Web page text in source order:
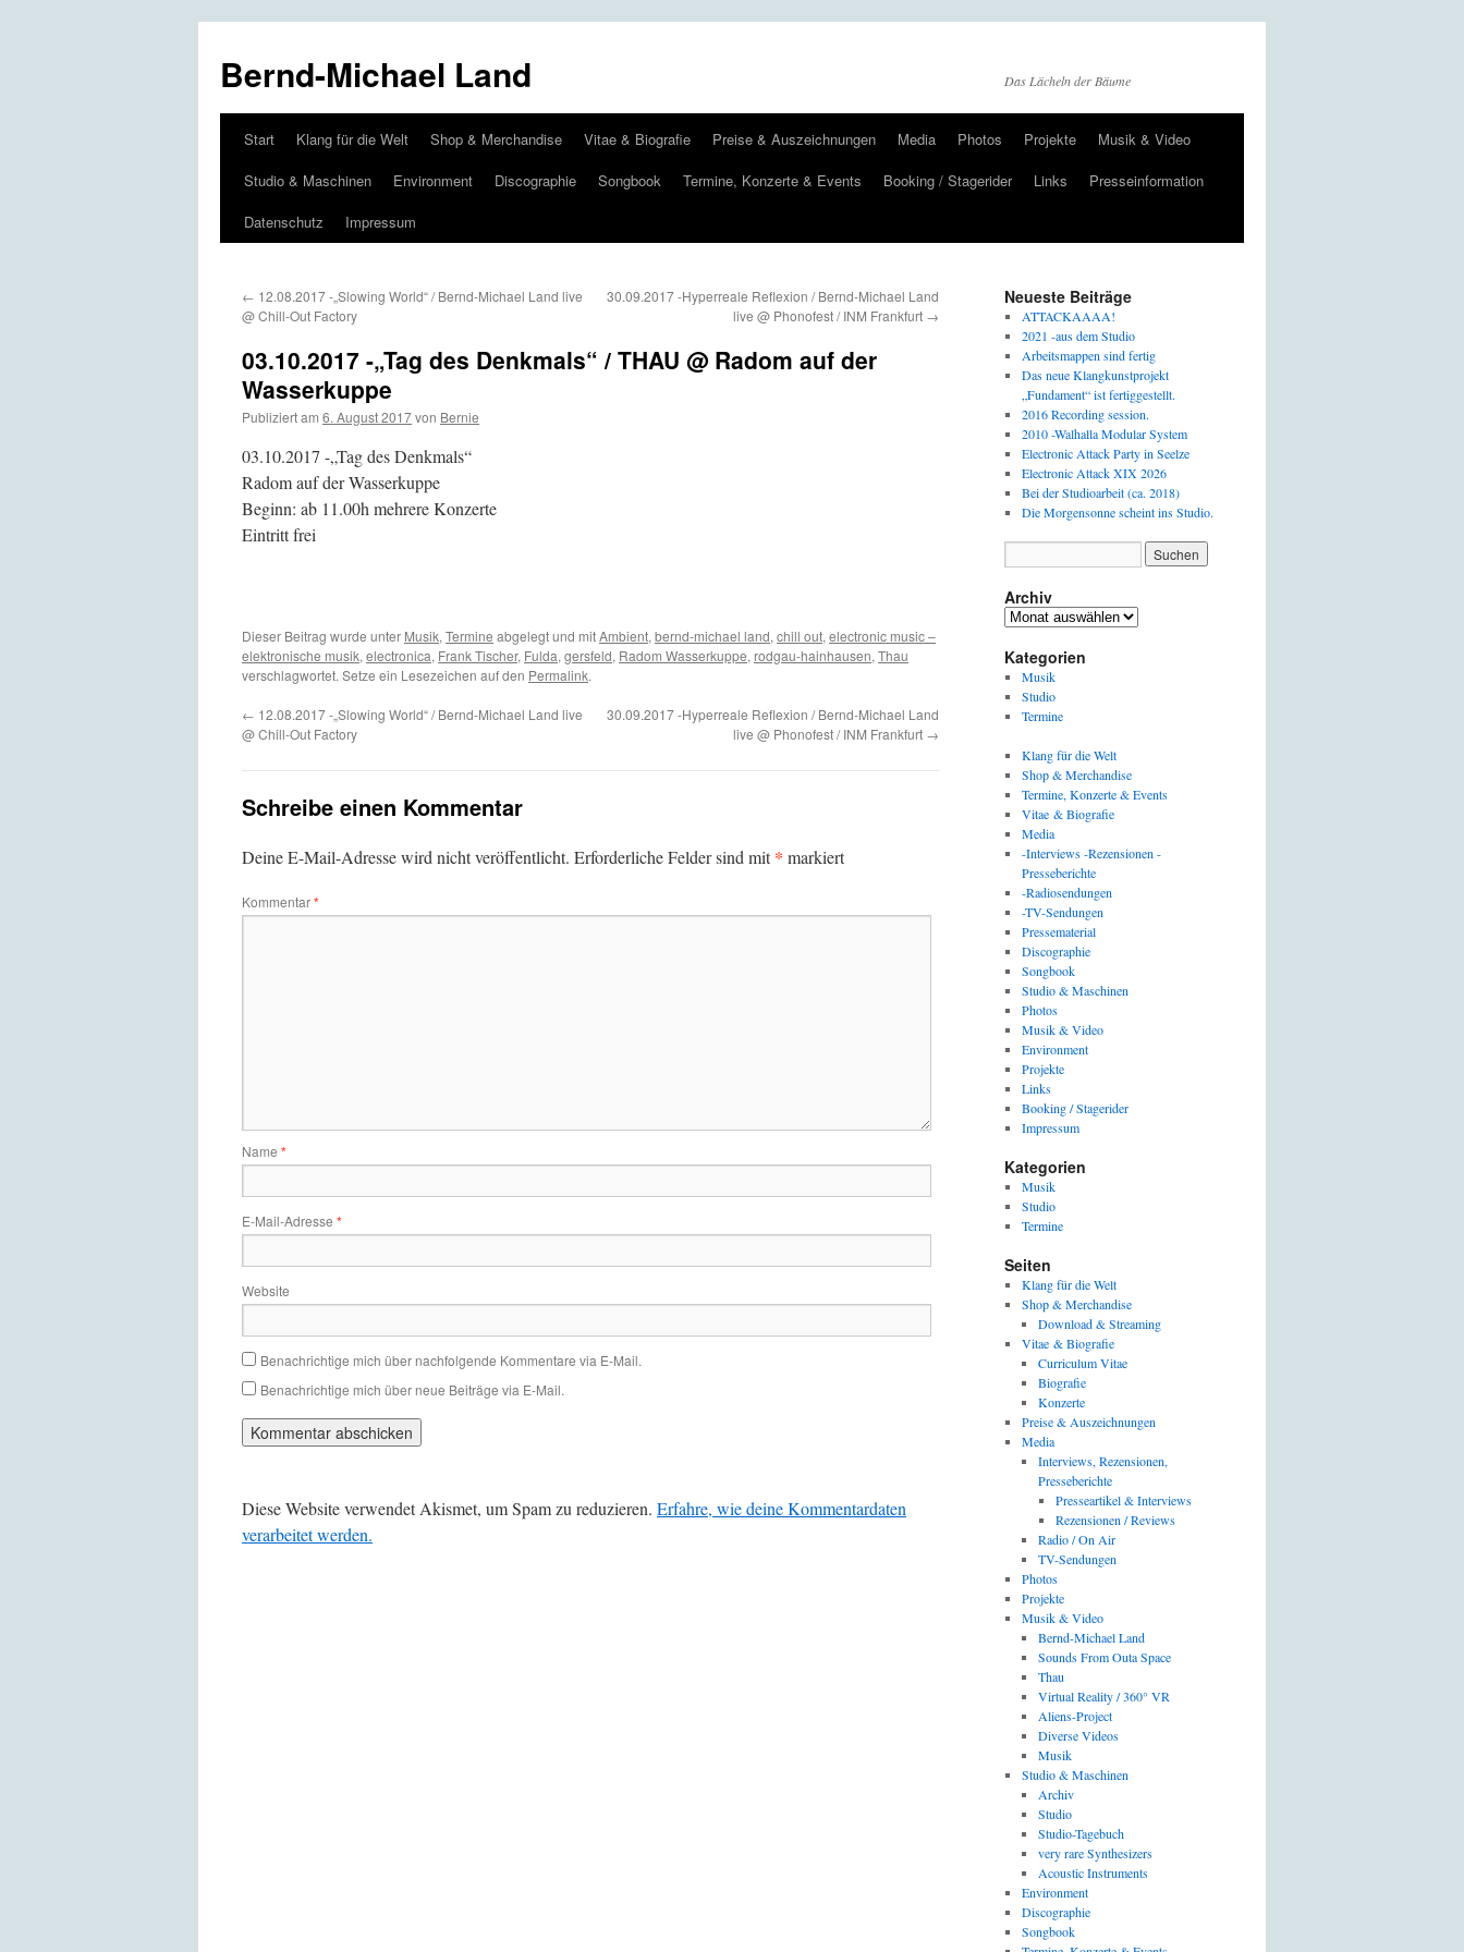
Bernd-Michael Land Das Lächeln der Bäume
Zum
Inhalt
springen
Start Klang für die Welt Shop & Merchandise Vitae & Biografie Preise & Auszeichnungen Media Photos Projekte
Musik & Video
Studio & Maschinen
Environment Discographie Songbook Termine, Konzerte & Events Booking / Stagerider Links
Presseinformation
Datenschutz
Impressum
← 12.08.2017 -„Slowing World“ / Bernd-Michael Land live
@ Chill-Out Factory
30.09.2017 -Hyperreale Reflexion / Bernd-Michael Land
live @ Phonofest / INM Frankfurt →
03.10.2017 -„Tag des Denkmals“ / THAU @ Radom auf der
Wasserkuppe
Publiziert am 6. August 2017von Bernie
03.10.2017 -„Tag des Denkmals“
Radom auf der Wasserkuppe
Beginn: ab 11.00h mehrere Konzerte
Eintritt frei
Dieser Beitrag wurde unter Musik, Termine abgelegt und mitAmbient, bernd-michael land, chill out, electronic music –
elektronische musik, electronica, Frank Tischer, Fulda, gersfeld, Radom Wasserkuppe, rodgau-hainhausen, Thau
verschlagwortet. Setze ein Lesezeichen auf den Permalink.
← 12.08.2017 -„Slowing World“ / Bernd-Michael Land live
@ Chill-Out Factory
30.09.2017 -Hyperreale Reflexion / Bernd-Michael Land
live @ Phonofest / INM Frankfurt →
Schreibe einen Kommentar
Deine E-Mail-Adresse wird nicht veröffentlicht. Erforderliche Felder sind mit* markiert
Kommentar*
Name *
E-Mail-Adresse *
Website
Benachrichtige mich über nachfolgende Kommentare via E-Mail.
Benachrichtige mich über neue Beiträge via E-Mail.
Diese Website verwendet Akismet, um Spam zu reduzieren. Erfahre, wie deine Kommentardaten
verarbeitet werden.
Neueste Beiträge
ATTACKAAAA!
2021 -aus dem Studio
Arbeitsmappen sind fertig
Das neue Klangkunstprojekt
„Fundament“ ist fertiggestellt.
2016 Recording session.
2010 -Walhalla Modular System
Electronic Attack Party in Seelze
Electronic Attack XIX 2026
Bei der Studioarbeit (ca. 2018)
Die Morgensonne scheint ins Studio.
Archiv
Archiv
Kategorien
Musik
Studio
Termine
Klang für die Welt
Shop & Merchandise
Termine, Konzerte & Events
Vitae & Biografie
Media
-Interviews -Rezensionen -
Presseberichte
-Radiosendungen
-TV-Sendungen
Pressematerial
Discographie
Songbook
Studio & Maschinen
Photos
Musik & Video
Environment
Projekte
Links
Booking / Stagerider
Impressum
Kategorien
Musik
Studio
Termine
Seiten
Klang für die Welt
Shop & Merchandise
Download & Streaming
Vitae & Biografie
Curriculum Vitae
Biografie
Konzerte
Preise & Auszeichnungen
Media
Interviews, Rezensionen,
Presseberichte
Presseartikel & Interviews
Rezensionen / Reviews
Radio / On Air
TV-Sendungen
Photos
Projekte
Musik & Video
Bernd-Michael Land
Sounds From Outa Space
Thau
Virtual Reality / 360° VR
Aliens-Project
Diverse Videos
Musik
Studio & Maschinen
Archiv
Studio
Studio-Tagebuch
very rare Synthesizers
Acoustic Instruments
Environment
Discographie
Songbook